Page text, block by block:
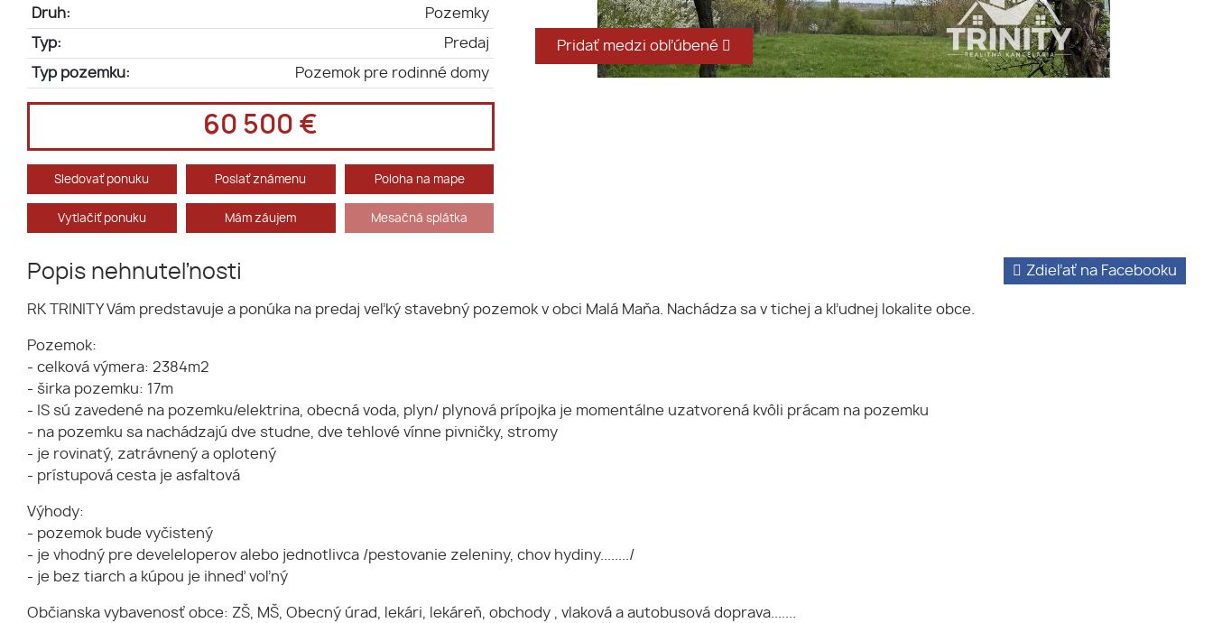
Druh: Pozemky
Typ: Predaj
Typ pozemku: Pozemok pre rodinné domy
60 500 €
Sledovať ponuku Poslať známenu Poloha na mape
Vytlačiť ponuku Mám záujem Mesačná splátka
Pridať medzi obľúbené
Popis nehnuteľnosti Zdieľať na Facebooku
RK TRINITY Vám predstavuje a ponúka na predaj veľký stavebný pozemok v obci Malá Maňa. Nachádza sa v tichej a kľudnej lokalite obce.
Pozemok:
- celková výmera: 2384m2
- širka pozemku: 17m
- IS sú zavedené na pozemku/elektrina, obecná voda, plyn/ plynová prípojka je momentálne uzatvorená kvôli prácam na pozemku
- na pozemku sa nachádzajú dve studne, dve tehlové vínne pivničky, stromy
- je rovinatý, zatrávnený a oplotený
- prístupová cesta je asfaltová
Výhody:
- pozemok bude vyčistený
- je vhodný pre develeloperov alebo jednotlivca /pestovanie zeleniny, chov hydiny......../
- je bez tiarch a kúpou je ihneď voľný
Občianska vybavenosť obce: ZŠ, MŠ, Obecný úrad, lekári, lekáreň, obchody , vlaková a autobusová doprava.......